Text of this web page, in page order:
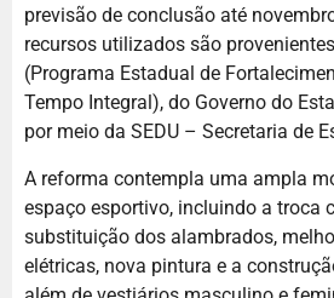
previsão de conclusão até
recursos utilizados são
(Programa Estadual de
Tempo Integral), do Governo do
por meio da SEDU – Secretaria de
A reforma contempla uma ampla
espaço esportivo, incluindo a troca
substituição dos alambrados,
elétricas, nova pintura e a